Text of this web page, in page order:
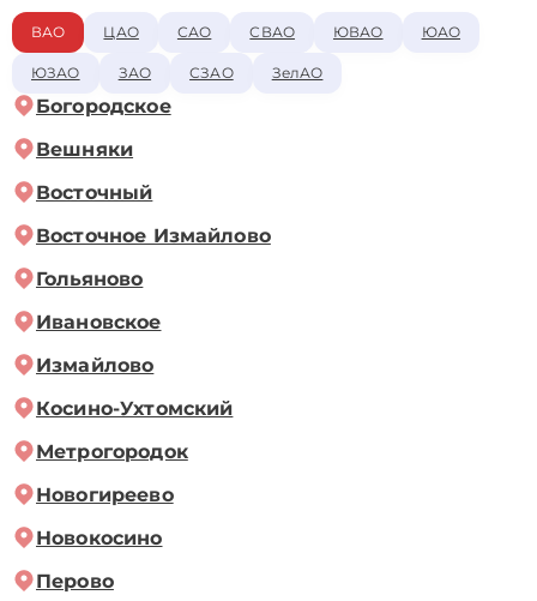
ВАО ЦАО САО СВАО ЮВАО ЮАО
ЮЗАО ЗАО СЗАО ЗелАО
Богородское
Вешняки
Восточный
Восточное Измайлово
Гольяново
Ивановское
Измайлово
Косино-Ухтомский
Метрогородок
Новогиреево
Новокосино
Перово